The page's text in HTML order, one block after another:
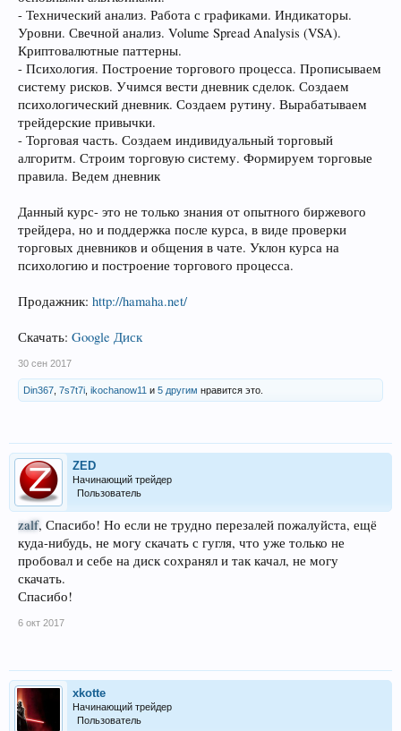
- Технический анализ. Работа с графиками. Индикаторы.
Уровни. Свечной анализ. Volume Spread Analysis (VSA).
Криптовалютные паттерны.
- Психология. Построение торгового процесса. Прописываем
систему рисков. Учимся вести дневник сделок. Создаем
психологический дневник. Создаем рутину. Вырабатываем
трейдерские привычки.
- Торговая часть. Создаем индивидуальный торговый
алгоритм. Строим торговую систему. Формируем торговые
правила. Ведем дневник
Данный курс- это не только знания от опытного биржевого
трейдера, но и поддержка после курса, в виде проверки
торговых дневников и общения в чате. Уклон курса на
психологию и построение торгового процесса.
Продажник: http://hamaha.net/
Скачать: Google Диск
30 сен 2017
Din367 7s7t7i ikochanow11 и 5 другим нравится это.
ZED
Начинающий трейдер
Пользователь
zalf, Спасибо! Но если не трудно перезалей пожалуйста, ещё
куда-нибудь, не могу скачать с гугля, что уже только не
пробовал и себе на диск сохранял и так качал, не могу
скачать.
Спасибо!
6 окт 2017
xkotte
Начинающий трейдер
Пользователь